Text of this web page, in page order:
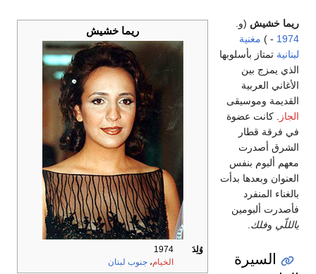
ريما خشيش
وُلِدَ
1974
الخيام، جنوب لبنان
ريما خشيش (و.
1974
- ) مغنية
لبنانية تمتاز بأسلوبها
الذي يمزج بين
الأغاني العربية
القديمة وموسيقى
الجاز
. كانت عضوة
في فرقة قطار
الشرق أصدرت
معهم ألبوم بنفس
العنوان وبعدها بدأت
بالغناء المنفرد
فأصدرت ألبومين
يالللّي وفلك
السيرة